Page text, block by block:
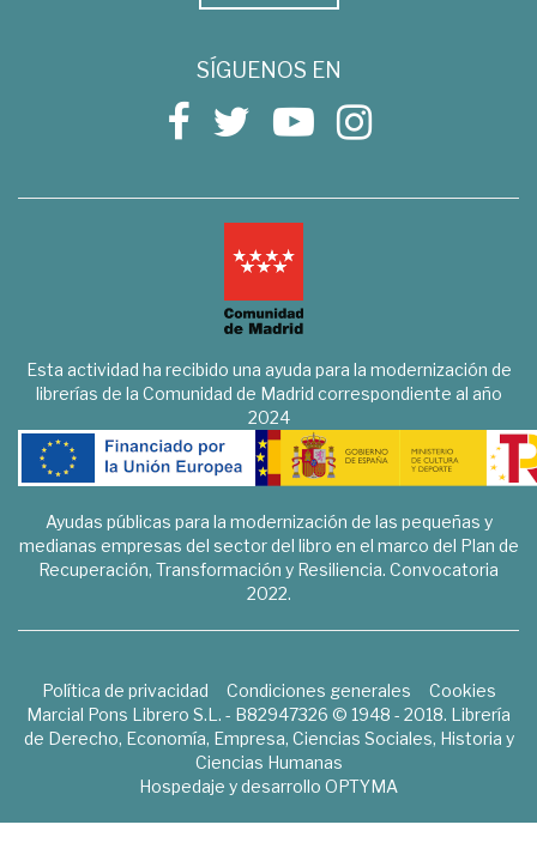
SÍGUENOS EN
Esta actividad ha recibido una ayuda para la modernización de
librerías de la Comunidad de Madrid correspondiente al año
2024
Ayudas públicas para la modernización de las pequeñas y
medianas empresas del sector del libro en el marco del Plan de
Recuperación, Transformación y Resiliencia. Convocatoria
2022.
Política de privacidad Condiciones generales
Cookies
Marcial Pons Librero S.L. - B82947326 © 1948 - 2018. Librería
de Derecho, Economía, Empresa, Ciencias Sociales, Historia y
Ciencias Humanas
Hospedaje y desarrollo OPTYMA